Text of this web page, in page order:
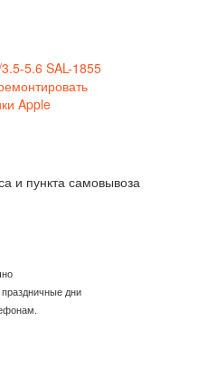
5.6 SAL-1855
Apple
и пункта самовывоза
дни